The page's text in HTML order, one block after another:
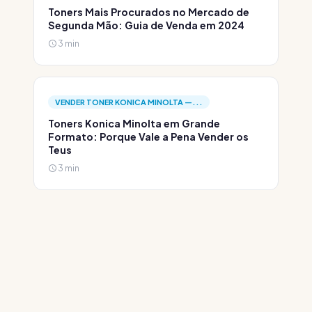
Toners Mais Procurados no Mercado de
Segunda Mão: Guia de Venda em 2024
3 min
VENDER TONER KONICA MINOLTA —...
Toners Konica Minolta em Grande
Formato: Porque Vale a Pena Vender os
Teus
3 min